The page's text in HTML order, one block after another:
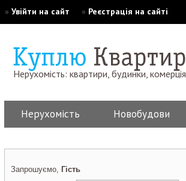
» Увійти на сайт » Реєстрація на сайті
Нерухомість: квартири, будинки, комерція
Нерухомість Новобудови
Запрошуємо, Гість